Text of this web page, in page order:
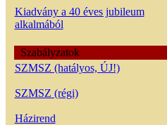
Kiadvány a 40 éves jubileum
alkalmából
Szabályzatok
SZMSZ (hatályos, ÚJ!)
SZMSZ (régi)
Házirend